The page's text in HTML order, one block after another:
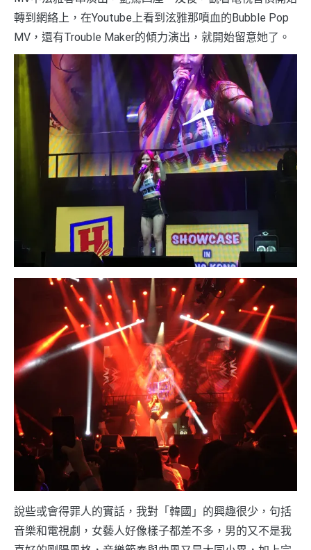
轉到網絡上，在Youtube上看到泫雅那噴血的Bubble Pop
MV，還有Trouble Maker的傾力演出，就開始留意她了。
說些或會得罪人的實話，我對「韓國」的興趣很少，句括
音樂和電視劇，女藝人好像樣子都差不多，男的又不是我